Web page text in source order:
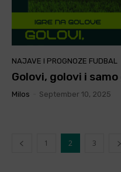
NAJAVE I PROGNOZE FUDBAL
Golovi, golovi i
Milos September 10, 2025
1 2 3